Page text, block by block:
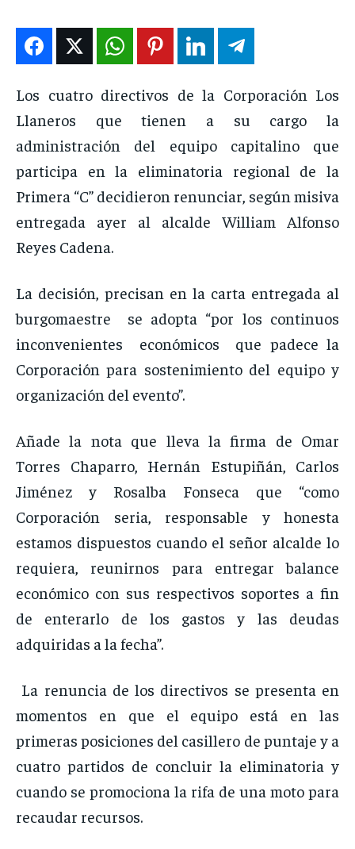
EN VIVO
NOSOTROS
INSTITUCIONAL
PUATE CON NOSOTROS
EN VIVO
NOSOTROS
INSTITUCIONAL
PUATE CON NOSOTROS
EN VIVO
NOSOTROS
INSTITUCIONAL
PUATE CON NOSOTROS
EN VIVO
NOSOTROS
INSTITUCIONAL
PUATE CON NOSOTROS
Los cuatro directivos de la Corporación Los
Llaneros que tienen a su cargo la
administración del equipo capitalino que
participa en la eliminatoria regional de la
Primera “C” decidieron renunciar, según misiva
entregada ayer al alcalde William Alfonso
Reyes Cadena.
La decisión, precisan en la carta entregada al
burgomaestre se adopta “por los continuos
inconvenientes económicos que padece la
Corporación para sostenimiento del equipo y
organización del evento”.
Añade la nota que lleva la firma de Omar
Torres Chaparro, Hernán Estupiñán, Carlos
Jiménez y Rosalba Fonseca que “como
Corporación seria, responsable y honesta
estamos dispuestos cuando el señor alcalde lo
requiera, reunirnos para entregar balance
económico con sus respectivos soportes a fin
de enterarlo de los gastos y las deudas
adquiridas a la fecha”.
La renuncia de los directivos se presenta en
momentos en que el equipo está en las
primeras posiciones del casillero de puntaje y a
cuatro partidos de concluir la eliminatoria y
cuando se promociona la rifa de una moto para
recaudar recursos.